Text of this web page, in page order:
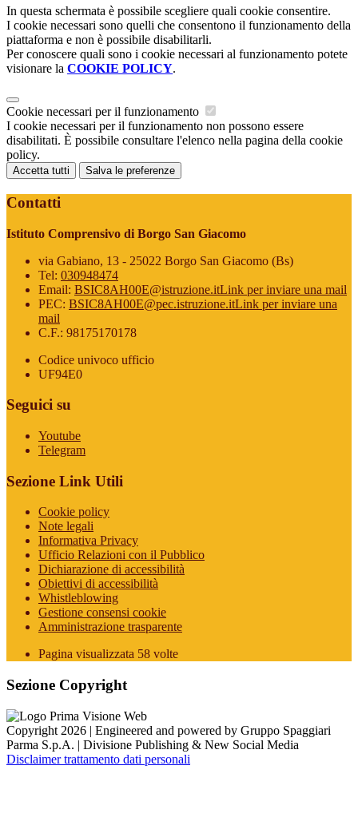
In questa schermata è possibile scegliere quali cookie consentire.
I cookie necessari sono quelli che consentono il funzionamento della
piattaforma e non è possibile disabilitarli.
Per conoscere quali sono i cookie necessari al funzionamento potete
visionare la COOKIE POLICY.
Cookie necessari per il funzionamento
I cookie necessari per il funzionamento non possono essere
disabilitati. È possibile consultare l'elenco nella pagina della cookie
policy.
Accetta tutti Salva le preferenze
Contatti
Istituto Comprensivo di Borgo San Giacomo
via Gabiano, 13 - 25022 Borgo San Giacomo (Bs)
Tel: 030948474
Email: BSIC8AH00E@istruzione.itLink per inviare una mail
PEC: BSIC8AH00E@pec.istruzione.itLink per inviare una
mail
C.F.: 98175170178
Codice univoco ufficio
UF94E0
Seguici su
Youtube
Telegram
Sezione Link Utili
Cookie policy
Note legali
Informativa Privacy
Ufficio Relazioni con il Pubblico
Dichiarazione di accessibilità
Obiettivi di accessibilità
Whistleblowing
Gestione consensi cookie
Amministrazione trasparente
Pagina visualizzata 58 volte
Sezione Copyright
Copyright 2026 | Engineered and powered by Gruppo Spaggiari
Parma S.p.A. | Divisione Publishing & New Social Media
Disclaimer trattamento dati personali